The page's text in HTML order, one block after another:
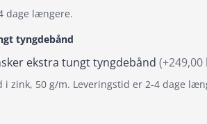
dage længere.
tyngdebånd
ekstra tungt tyngdebånd (+249,00
i zink, 50 g/m. Leveringstid er 2-4 dage